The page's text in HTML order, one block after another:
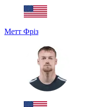
Метт Фріз